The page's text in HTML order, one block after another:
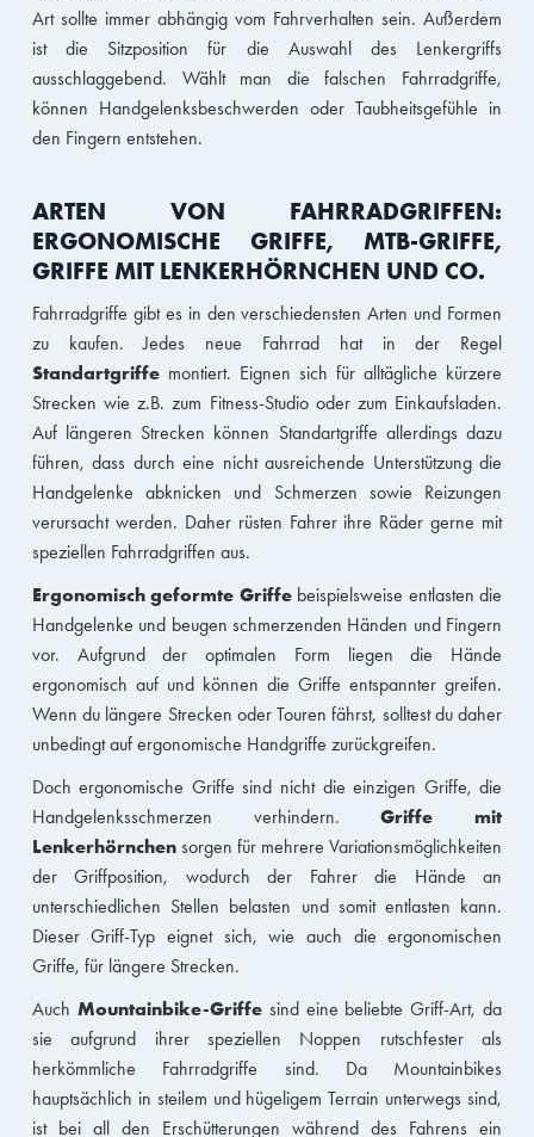
Art sollte immer abhängig vom Fahrverhalten sein. Außerdem
ist die Sitzposition für die Auswahl des Lenkergriffs
ausschlaggebend. Wählt man die falschen Fahrradgriffe,
können Handgelenksbeschwerden oder Taubheitsgefühle in
den Fingern entstehen.
ARTEN VON FAHRRADGRIFFEN:
ERGONOMISCHE GRIFFE, MTB-GRIFFE,
GRIFFE MIT LENKERHÖRNCHEN UND CO.
Fahrradgriffe gibt es in den verschiedensten Arten und Formen
zu kaufen. Jedes neue Fahrrad hat in der Regel
Standartgriffemontiert. Eignen sich für alltägliche kürzere
Strecken wie z.B. zum Fitness-Studio oder zum Einkaufsladen.
Auf längeren Strecken können Standartgriffe allerdings dazu
führen, dass durch eine nicht ausreichende Unterstützung die
Handgelenke abknicken und Schmerzen sowie Reizungen
verursacht werden. Daher rüsten Fahrer ihre Räder gerne mit
speziellen Fahrradgriffen aus.
Ergonomisch geformte Griffebeispielsweise entlasten die
Handgelenke und beugen schmerzenden Händen und Fingern
vor. Aufgrund der optimalen Form liegen die Hände
ergonomisch auf und können die Griffe entspannter greifen.
Wenn du längere Strecken oder Touren fährst, solltest du daher
unbedingt auf ergonomische Handgriffe zurückgreifen.
Doch ergonomische Griffe sind nicht die einzigen Griffe, die
Handgelenksschmerzen verhindern.Griffe mit
Lenkerhörnchensorgen für mehrere Variationsmöglichkeiten
der Griffposition, wodurch der Fahrer die Hände an
unterschiedlichen Stellen belasten und somit entlasten kann.
Dieser Griff-Typ eignet sich, wie auch die ergonomischen
Griffe, für längere Strecken.
Auch Mountainbike-Griffesind eine beliebte Griff-Art, da
sie aufgrund ihrer speziellen Noppen rutschfester als
herkömmliche Fahrradgriffe sind. Da Mountainbikes
hauptsächlich in steilem und hügeligem Terrain unterwegs sind,
ist bei all den Erschütterungen während des Fahrens ein